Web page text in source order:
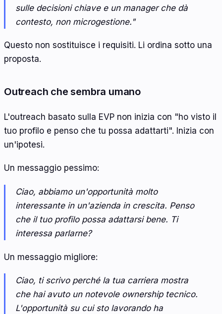
sulle decisioni chiave e un manager che dà
contesto, non microgestione."
Questo non sostituisce i requisiti. Li ordina sotto una
proposta.
Outreach che sembra umano
L'outreach basato sulla EVP non inizia con "ho visto il
tuo profilo e penso che tu possa adattarti". Inizia con
un'ipotesi.
Un messaggio pessimo:
Ciao, abbiamo un'opportunità molto
interessante in un'azienda in crescita. Penso
che il tuo profilo possa adattarsi bene. Ti
interessa parlarne?
Un messaggio migliore:
Ciao, ti scrivo perché la tua carriera mostra
che hai avuto un notevole ownership tecnico.
L'opportunità su cui sto lavorando ha